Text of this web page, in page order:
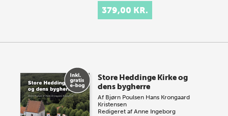
379,00 KR.
Store Heddinge Kirke og
dens bygherre
Af Bjørn Poulsen Hans Krongaard
Kristensen
Redigeret afAnne Ingeborg